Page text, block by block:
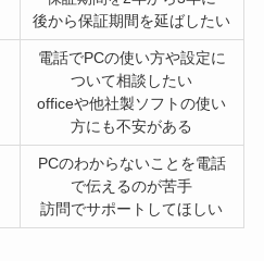
後から保証期間を延ばしたい
電話でPCの使い方や設定に
ついて相談したい
officeや他社製ソフトの使い
方にも不安がある
PCのわからないことを電話
で伝えるのが苦手
訪問でサポートしてほしい